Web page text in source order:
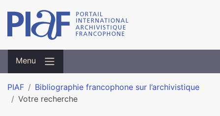
Menu
PIAF
Bibliographie francophone sur l’archivistique
Votre recherche